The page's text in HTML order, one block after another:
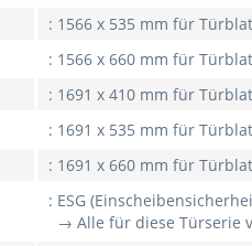
: 1566 x 535 mm für
: 1566 x 660 mm für
: 1691 x 410 mm für
: 1691 x 535 mm für
: 1691 x 660 mm für
: ESG
→ Alle für diese Türserie